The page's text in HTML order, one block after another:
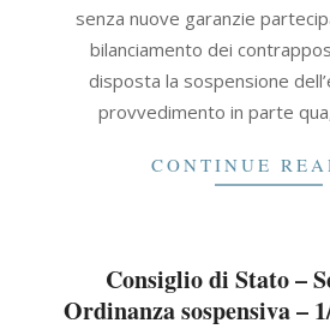
senza nuove garanzie
bilanciamento dei
disposta la sospensione
provvedimento in parte
CONTINUE
Consiglio di Stato –
Ordinanza sospensiva –